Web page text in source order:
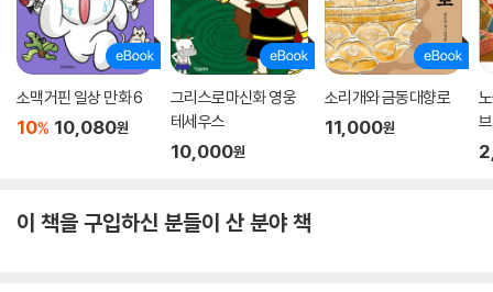
소맥거핀 일상 만화 6
10% 10,080원
그리스로마신화 영웅
테세우스
10,000원
소리개와 금동대향로
11,000원
이 책을 구입하신 분들이 산 분야 책